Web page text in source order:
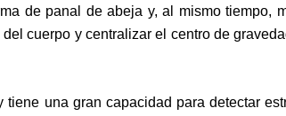
de panal de abeja y, al mismo tiempo,
cuerpo y centralizar el centro de
una gran capacidad para detectar